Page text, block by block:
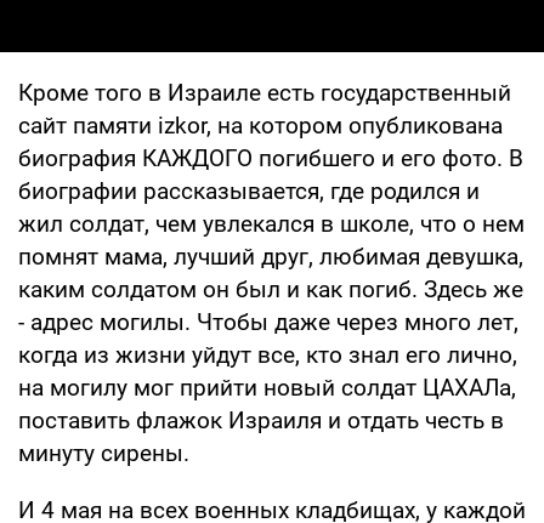
Кроме того в Израиле есть государственный
сайт памяти izkor, на котором опубликована
биография КАЖДОГО погибшего и его фото. В
биографии рассказывается, где родился и
жил солдат, чем увлекался в школе, что о нем
помнят мама, лучший друг, любимая девушка,
каким солдатом он был и как погиб. Здесь же
- адрес могилы. Чтобы даже через много лет,
когда из жизни уйдут все, кто знал его лично,
на могилу мог прийти новый солдат ЦАХАЛа,
поставить флажок Израиля и отдать честь в
минуту сирены.
И 4 мая на всех военных кладбищах, у каждой